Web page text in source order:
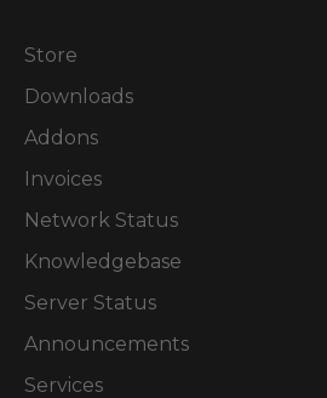
Store
Downloads
Addons
Invoices
Network Status
Knowledgebase
Server Status
Announcements
Services